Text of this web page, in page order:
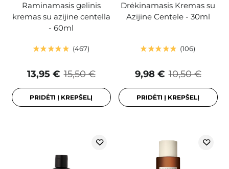
Raminamasis gelinis
kremas su azijine centella
- 60ml
467
15,50 €
13,95 €
PRIDĖTI Į KREPŠELĮ
Drėkinamasis Kremas su
Azijine Centele - 30ml
106
10,50 €
9,98 €
PRIDĖTI Į KREPŠELĮ